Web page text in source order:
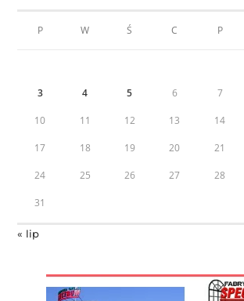
P W Ś C P
3 4 5 6 7
10 11 12 13 14
17 18 19 20 21
24 25 26 27 28
31
« lip